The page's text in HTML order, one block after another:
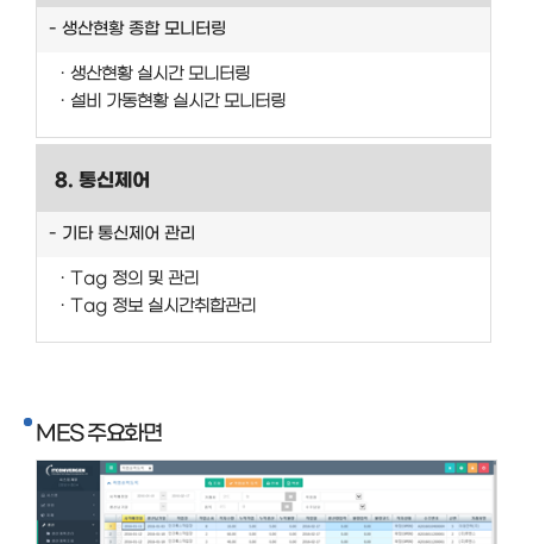
생산현황 종합 모니터링
생산현황 실시간 모니터링
설비 가동현황 실시간 모니터링
8. 통신제어
기타 통신제어 관리
Tag 정의 및 관리
Tag 정보 실시간취합관리
MES 주요화면